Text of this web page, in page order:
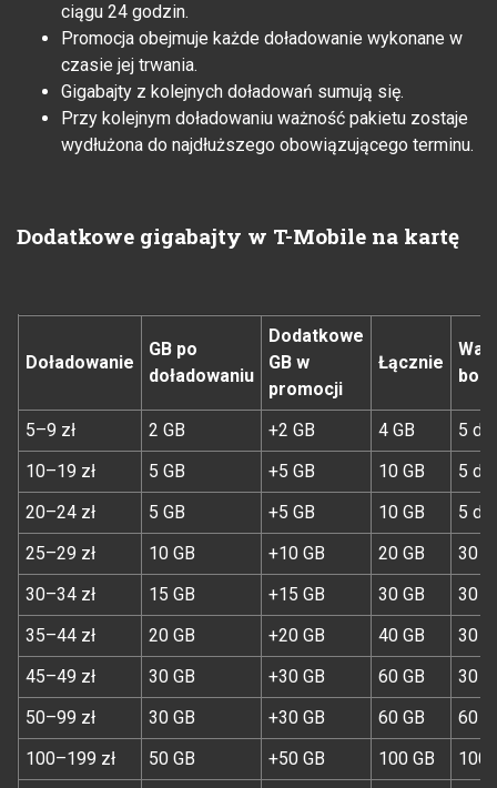
ciągu 24 godzin.
Promocja obejmuje każde doładowanie wykonane w
czasie jej trwania.
Gigabajty z kolejnych doładowań sumują się.
Przy kolejnym doładowaniu ważność pakietu zostaje
wydłużona do najdłuższego obowiązującego terminu.
Dodatkowe gigabajty w T-Mobile na kartę
Doładowanie
GB po
doładowaniu
Dodatkowe
GB w
promocji
Łącznie
5–9 zł 2 GB +2 GB 4 GB
5 dni
10–19 zł
5 GB +5 GB 10 GB
5 dni
20–24 zł
5 GB +5 GB 10 GB
5 dni
25–29 zł
10 GB +10 GB 20 GB
30
30–34 zł
15 GB +15 GB 30 GB
30
35–44 zł
20 GB +20 GB 40 GB
30
45–49 zł
30 GB +30 GB 60 GB
30
50–99 zł
30 GB +30 GB 60 GB
60
100–199 zł
50 GB +50 GB 100 GB
100